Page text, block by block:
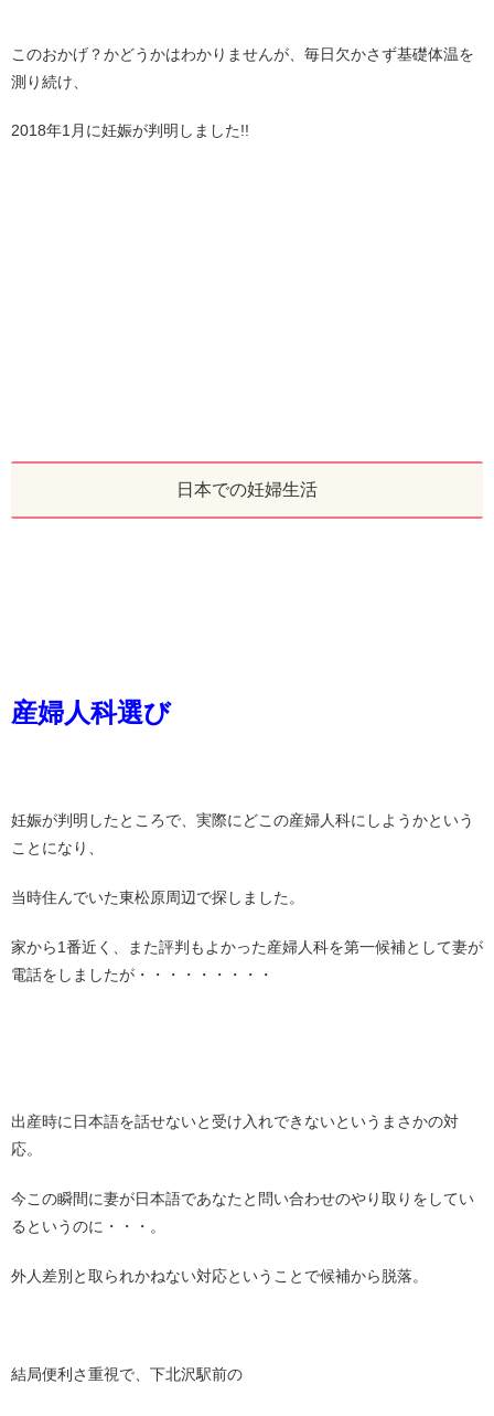
このおかげ？かどうかはわかりませんが、毎日欠かさず基礎体温を
測り続け、
2018年1月に妊娠が判明しました!!
日本での妊婦生活
産婦人科選び
妊娠が判明したところで、実際にどこの産婦人科にしようかという
ことになり、
当時住んでいた東松原周辺で探しました。
家から1番近く、また評判もよかった産婦人科を第一候補として妻が
電話をしましたが・・・・・・・・・
出産時に日本語を話せないと受け入れできないというまさかの対
応。
今この瞬間に妻が日本語であなたと問い合わせのやり取りをしてい
るというのに・・・。
外人差別と取られかねない対応ということで候補から脱落。
結局便利さ重視で、下北沢駅前の